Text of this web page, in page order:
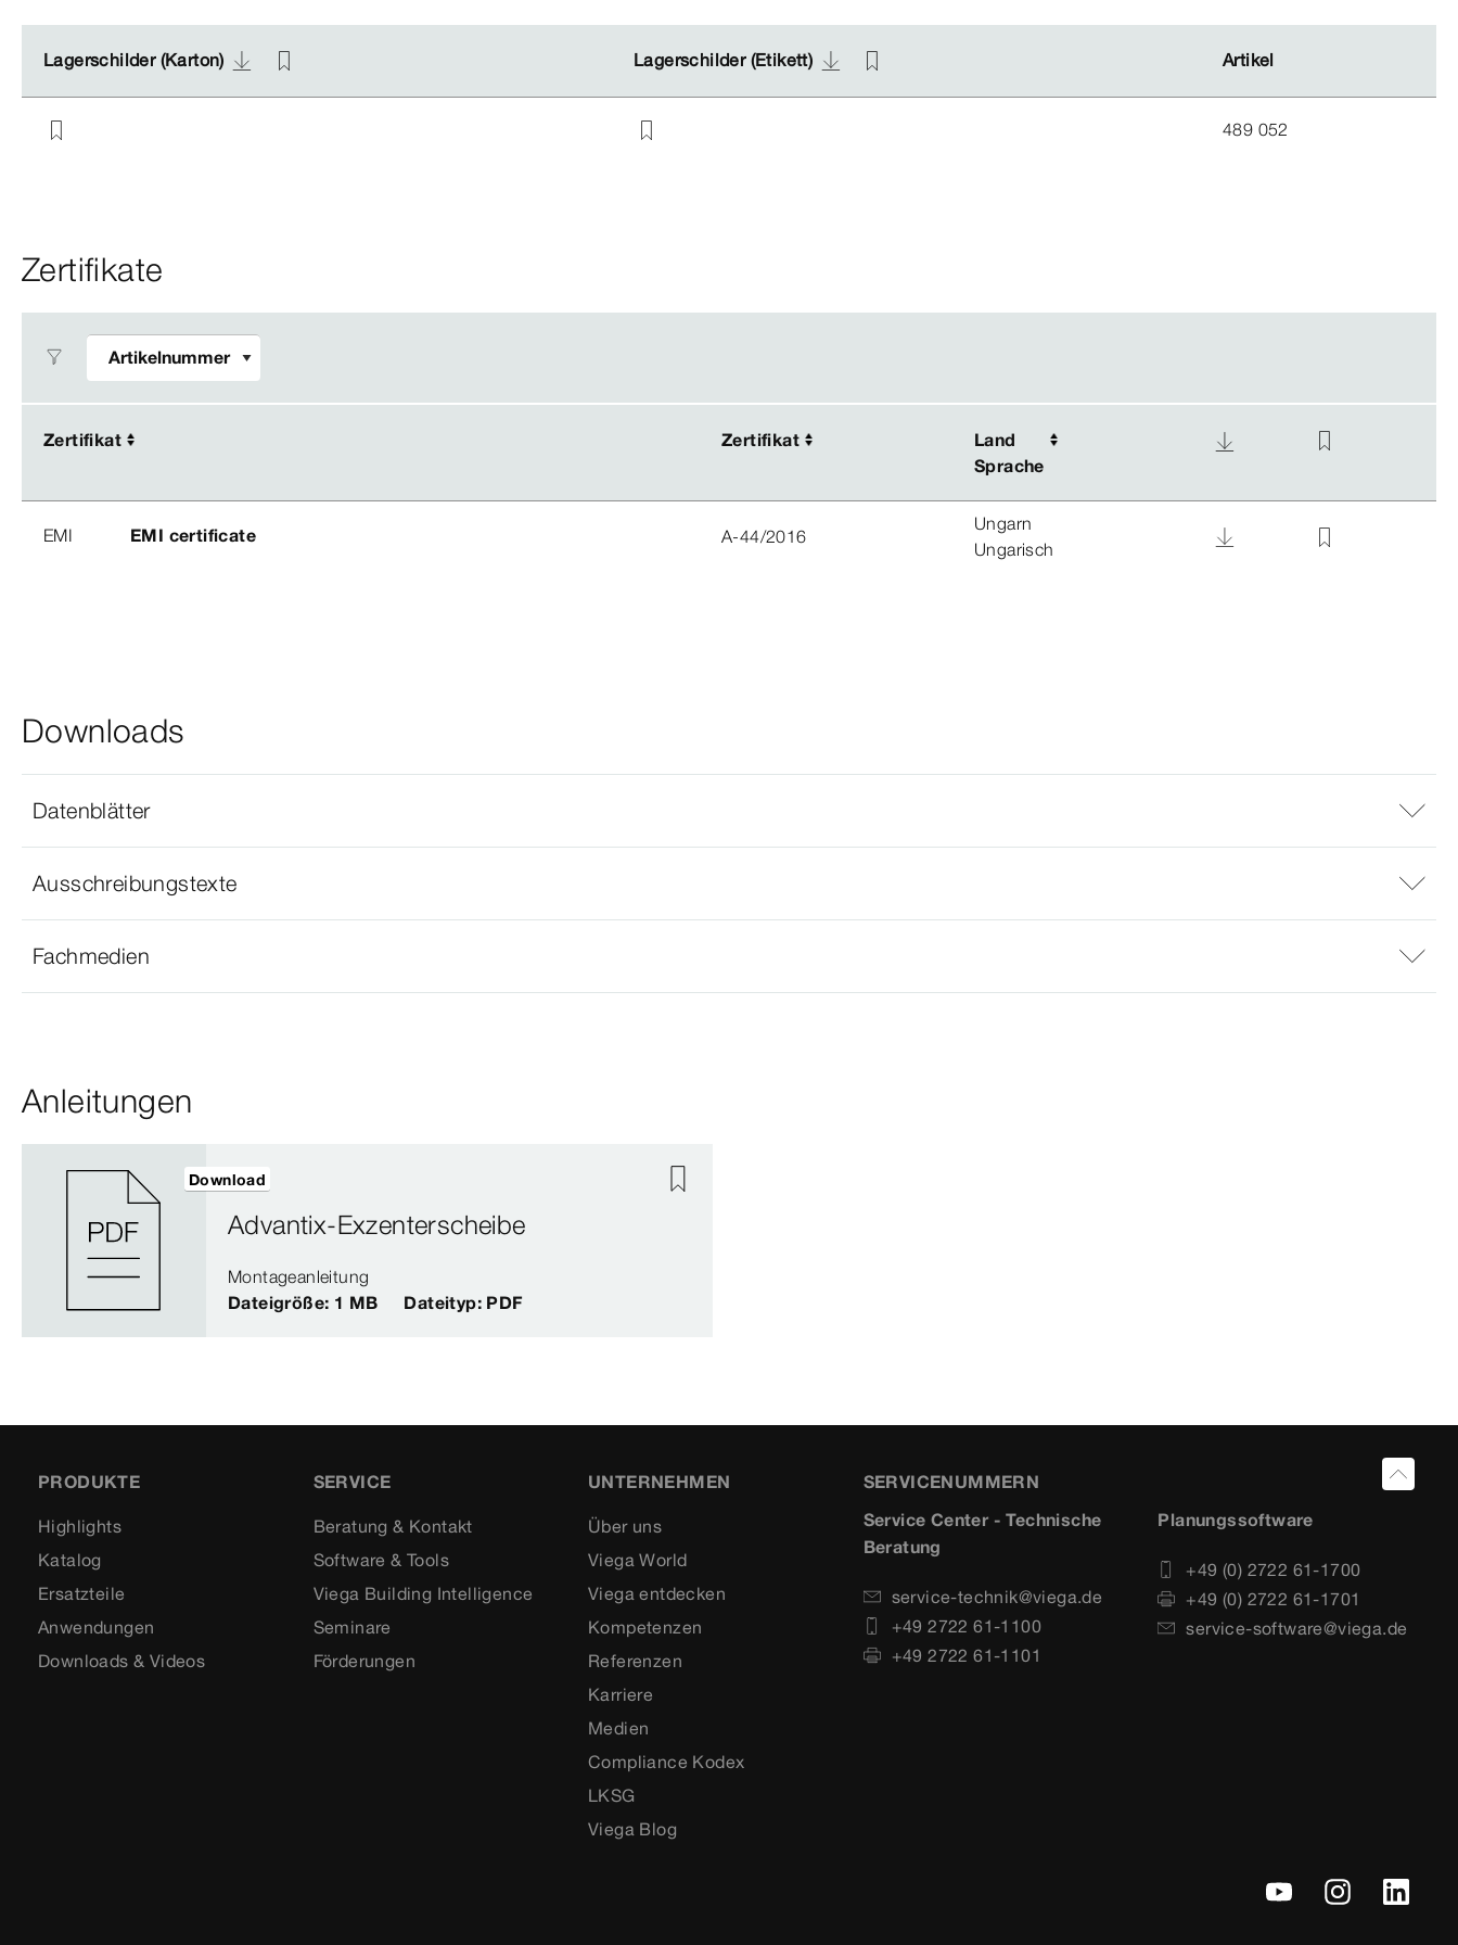
Lagerschilder (Karton) Lagerschilder (Etikett) Artikel
Lagerschilder (Karton) Lagerschilder (Etikett) Artikel
489 052
Zertifikate
Zertifikat Zertifikat
Land
Sprache
Zertifikat Zertifikat
Land
Sprache
EMI EMI certificate A-44/2016
Ungarn
Ungarisch
Downloads
Datenblätter
Ausschreibungstexte
Fachmedien
Anleitungen
Advantix-Exzenterscheibe
Montageanleitung
Dateigröße: 1 MB
Dateityp: PDF
Download
PRODUKTE
Highlights
Katalog
Ersatzteile
Anwendungen
Downloads & Videos
SERVICE
Beratung & Kontakt
Software & Tools
Viega Building Intelligence
Seminare
Förderungen
UNTERNEHMEN
Über uns
Viega World
Viega entdecken
Kompetenzen
Referenzen
Karriere
Medien
Compliance Kodex
LKSG
Viega Blog
SERVICENUMMERN
Service Center - Technische
Beratung
service-technik@viega.de
+49 2722 61-1100
+49 2722 61-1101
Planungssoftware
+49 (0) 2722 61-1700
+49 (0) 2722 61-1701
service-software@viega.de